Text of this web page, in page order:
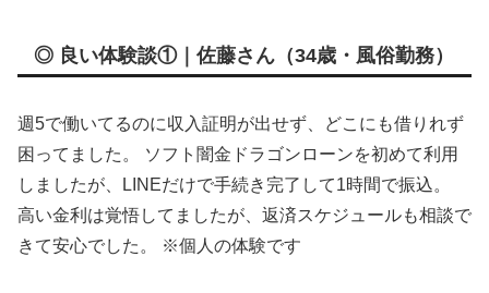
◎ 良い体験談①｜佐藤さん（34歳・風俗勤務）
週5で働いてるのに収入証明が出せず、どこにも借りれず
困ってました。 ソフト闇金ドラゴンローンを初めて利用
しましたが、LINEだけで手続き完了して1時間で振込。
高い金利は覚悟してましたが、返済スケジュールも相談で
きて安心でした。 ※個人の体験です